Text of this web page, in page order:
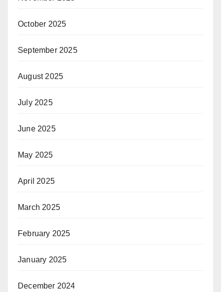
October 2025
September 2025
August 2025
July 2025
June 2025
May 2025
April 2025
March 2025
February 2025
January 2025
December 2024